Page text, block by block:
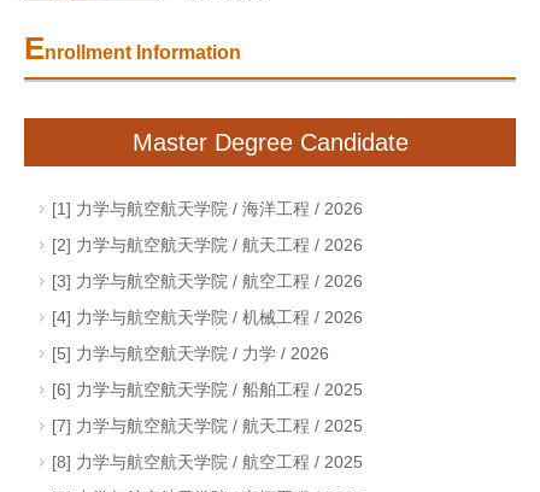
Enrollment Information
Master Degree Candidate
[1] 力学与航空航天学院 / 海洋工程 / 2026
[2] 力学与航空航天学院 / 航天工程 / 2026
[3] 力学与航空航天学院 / 航空工程 / 2026
[4] 力学与航空航天学院 / 机械工程 / 2026
[5] 力学与航空航天学院 / 力学 / 2026
[6] 力学与航空航天学院 / 船舶工程 / 2025
[7] 力学与航空航天学院 / 航天工程 / 2025
[8] 力学与航空航天学院 / 航空工程 / 2025